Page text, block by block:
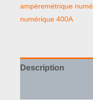
ampèremétrique
numérique 400A
Description